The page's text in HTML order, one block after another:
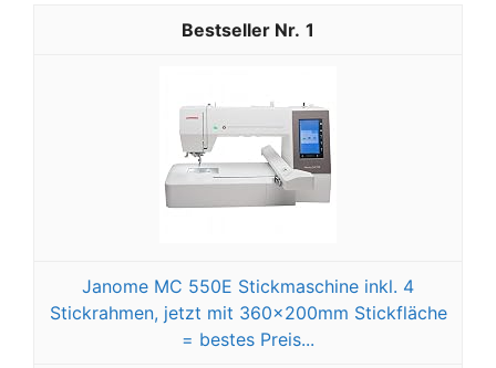
1
Janome MC 550E Stickmaschine inkl. 4
Stickrahmen, jetzt mit 360x200mm Stickfläche
= bestes Preis...